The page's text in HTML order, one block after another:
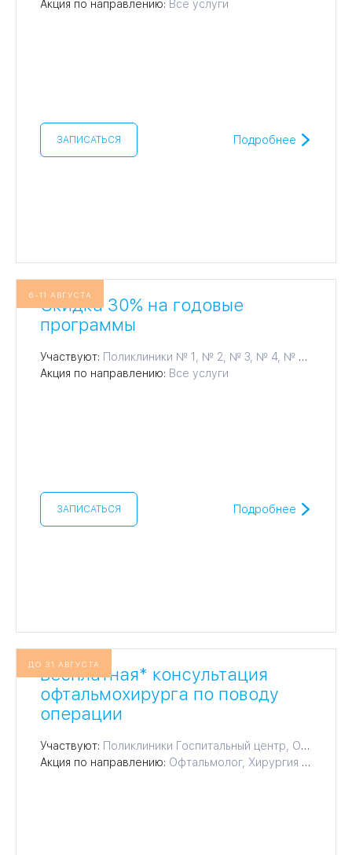
Акция по направлению: Все услуги
ЗАПИСАТЬСЯ Подробнее
Скидка 30% на годовые
программы
Участвуют: Поликлиники № 1, № 2, № 3, № 4, № 5, № 6, № 7, № 8, № 9, № 10, № 11, № 12, № 14, № 15, № 16, № 17, № 18
Акция по направлению: Все услуги
ЗАПИСАТЬСЯ Подробнее
6-11 АВГУСТА
Бесплатная* консультация
офтальмохирурга по поводу
операции
Участвуют: Поликлиники Госпитальный центр, Офтальмологический центр
Акция по направлению: Офтальмолог, Хирургия роговицы ZEISS VisuMax, Лечение катаракты, Лечение пресбиопии, Лечение близорукости, Лазерная коррекция зрения, Хирургическое лечение глаукомы, Рефракционная замена хрусталика, Хирургия кератоконуса, Лазерное лечение глаукомы
ДО 31 АВГУСТА